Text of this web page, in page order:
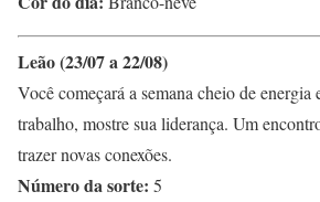
Leão (23/07 a 22/08)
Você começará a semana cheio de
trabalho, mostre sua liderança. Um
trazer novas conexões.
Número da sorte: 5